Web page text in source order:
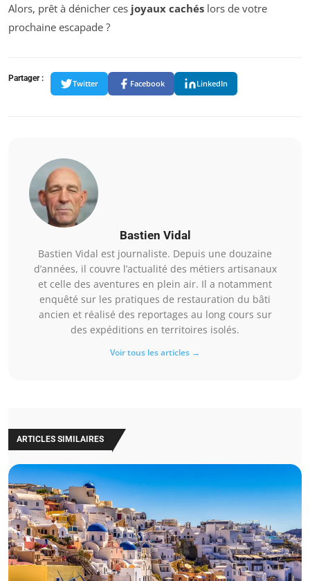
Alors, prêt à dénicher ces joyaux cachés lors de votre
prochaine escapade ?
Partager :
Twitter Facebook LinkedIn
Bastien Vidal
Bastien Vidal est journaliste. Depuis une douzaine
d’années, il couvre l’actualité des métiers artisanaux
et celle des aventures en plein air. Il a notamment
enquêté sur les pratiques de restauration du bâti
ancien et réalisé des reportages au long cours sur
des expéditions en territoires isolés.
Voir tous les articles →
ARTICLES SIMILAIRES